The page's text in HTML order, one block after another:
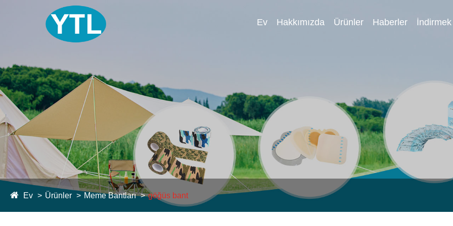
Ev Hakkımızda Ürünler Haberler İndirmek
Ev Ürünler Meme Bantları göğüs bant